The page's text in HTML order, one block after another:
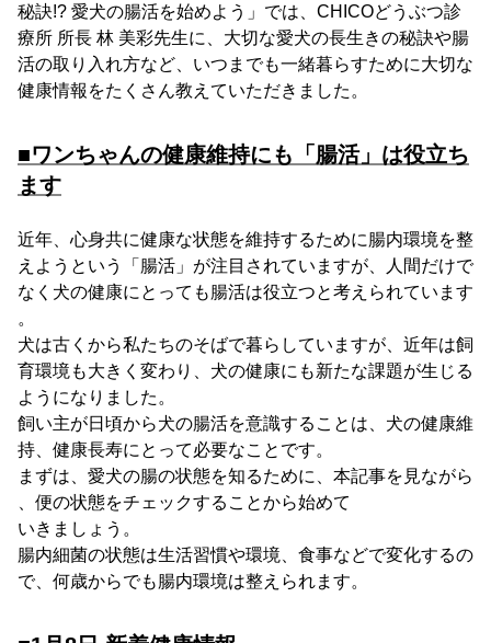
秘訣!? 愛犬の腸活を始めよう」では、CHICOどうぶつ診
療所 所長 林 美彩先生に、大切な愛犬の長生きの秘訣や腸
活の取り入れ方など、いつまでも一緒暮らすために大切な
健康情報をたくさん教えていただきました。
■ワンちゃんの健康維持にも「腸活」は役立ち
ます
近年、心身共に健康な状態を維持するために腸内環境を整
えようという「腸活」が注目されていますが、人間だけで
なく犬の健康にとっても腸活は役立つと考えられています
。
犬は古くから私たちのそばで暮らしていますが、近年は飼
育環境も大きく変わり、犬の健康にも新たな課題が生じる
ようになりました。
飼い主が日頃から犬の腸活を意識することは、犬の健康維
持、健康長寿にとって必要なことです。
まずは、愛犬の腸の状態を知るために、本記事を見ながら
、便の状態をチェックすることから始めて
いきましょう。
腸内細菌の状態は生活習慣や環境、食事などで変化するの
で、何歳からでも腸内環境は整えられます。